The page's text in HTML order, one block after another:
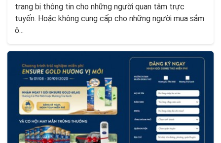
trang bị thông tin cho những người quan tâm trực
tuyến. Hoặc không cung cấp cho những người mua sắm
ô...